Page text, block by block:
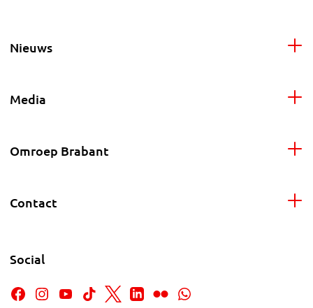
Nieuws
Media
Omroep Brabant
Contact
Social